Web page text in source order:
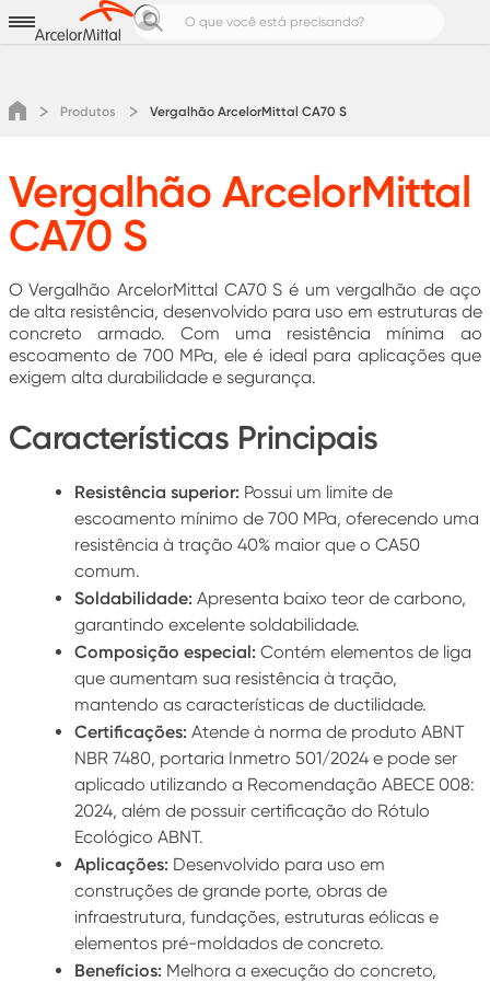
Notícias e Cases
Área do cliente
Produtos Vergalhão ArcelorMittal CA70 S
Vergalhão ArcelorMittal
CA70 S
O Vergalhão ArcelorMittal CA70 S é um vergalhão de aço
de alta resistência, desenvolvido para uso em estruturas de
concreto armado. Com uma resistência mínima ao
escoamento de 700 MPa, ele é ideal para aplicações que
exigem alta durabilidade e segurança.
Características Principais
Resistência superior: Possui um limite de
escoamento mínimo de 700 MPa, oferecendo uma
resistência à tração 40% maior que o CA50
comum.
Soldabilidade: Apresenta baixo teor de carbono,
garantindo excelente soldabilidade.
Composição especial: Contém elementos de liga
que aumentam sua resistência à tração,
mantendo as características de ductilidade.
Certificações: Atende à norma de produto ABNT
NBR 7480, portaria Inmetro 501/2024 e pode ser
aplicado utilizando a Recomendação ABECE 008:
2024, além de possuir certificação do Rótulo
Ecológico ABNT.
Aplicações: Desenvolvido para uso em
construções de grande porte, obras de
infraestrutura, fundações, estruturas eólicas e
elementos pré-moldados de concreto.
Benefícios: Melhora a execução do concreto,